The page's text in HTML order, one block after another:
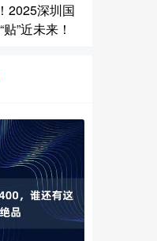
2025深圳国
”近未来！